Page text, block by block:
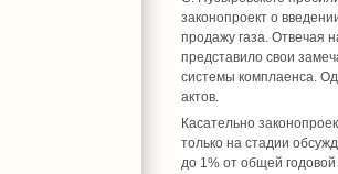
законопроект о
продажу газа. Отвечая
представило свои
системы комплаенса.
актов.
Касательно
только на стадии
до 1% от общей